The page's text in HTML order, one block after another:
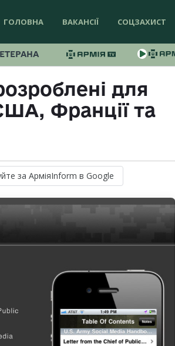
ГОЛОВНА ВАКАНСІЇ СОЦЗАХИСТ
для
Франції та
за АрміяInform в Google